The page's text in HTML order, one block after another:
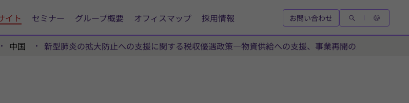
イト セミナー グループ概要 オフィスマップ 採用情報 お問い合わせ
中国 新型肺炎の拡大防止への支援に関する税収優遇政策―物資供給への支援、事業再開の支持